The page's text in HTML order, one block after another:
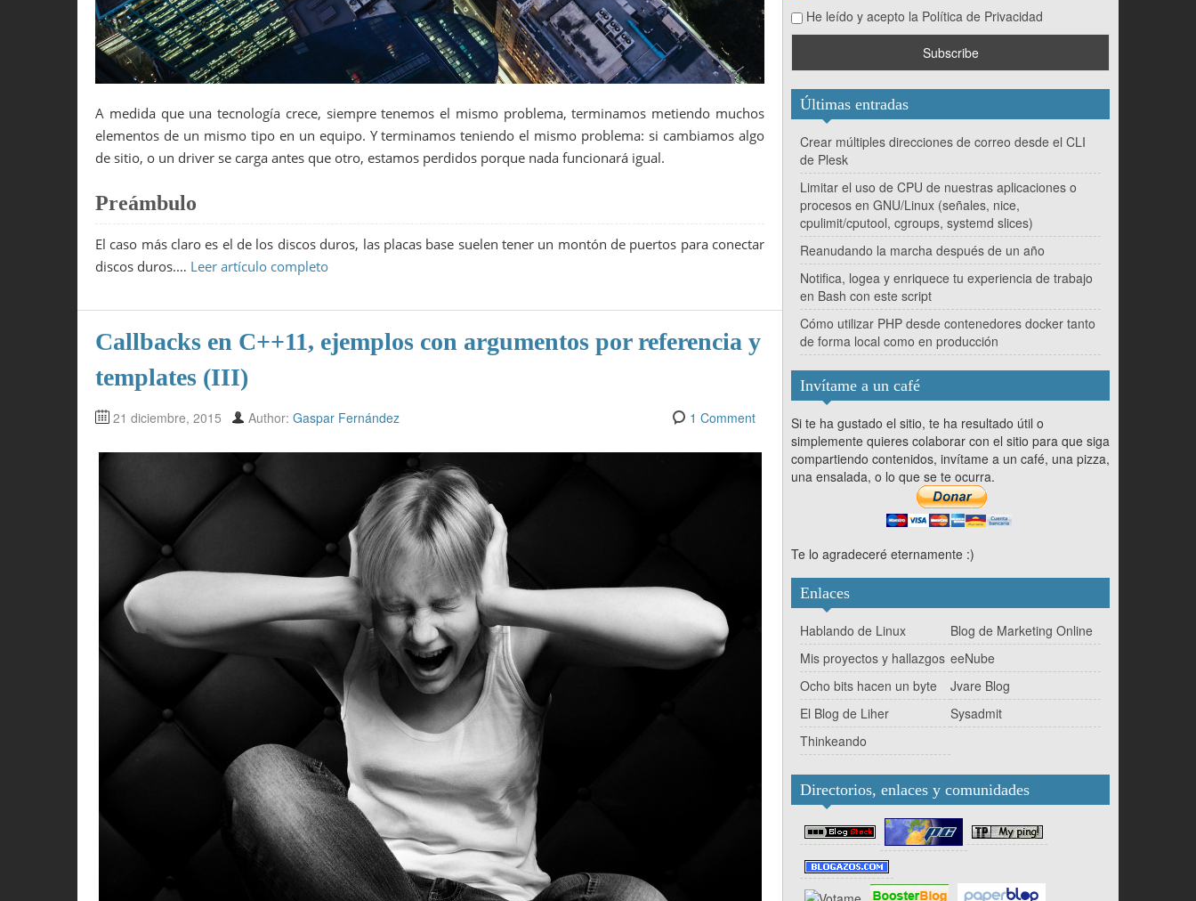
A medida que una tecnología crece, siempre tenemos el mismo problema, terminamos metiendo muchos
elementos de un mismo tipo en un equipo. Y terminamos teniendo el mismo problema: si cambiamos algo
de sitio, o un driver se carga antes que otro, estamos perdidos porque nada funcionará igual.
Preámbulo
El caso más claro es el de los discos duros, las placas base suelen tener un montón de puertos para conectar
discos duros.… Leer artículo completo
Callbacks en C++11, ejemplos con argumentos por referencia y
templates (III)
21 diciembre, 2015 Author: Gaspar Fernández 1 Comment
He leído y acepto la Política de Privacidad
Últimas entradas
Crear múltiples direcciones de correo desde el CLI
de Plesk
Limitar el uso de CPU de nuestras aplicaciones o
procesos en GNU/Linux (señales, nice,
cpulimit/cputool, cgroups, systemd slices)
Reanudando la marcha después de un año
Notifica, logea y enriquece tu experiencia de trabajo
en Bash con este script
Cómo utilizar PHP desde contenedores docker tanto
de forma local como en producción
Invítame a un café
Si te ha gustado el sitio, te ha resultado útil o
simplemente quieres colaborar con el sitio para que siga
compartiendo contenidos, invítame a un café, una pizza,
una ensalada, o lo que se te ocurra.
Te lo agradeceré eternamente :)
Enlaces
Hablando de Linux
Blog de Marketing Online
Mis proyectos y hallazgos eeNube
Ocho bits hacen un byte
Jvare Blog
El Blog de Liher
Sysadmit
Thinkeando
Directorios, enlaces y comunidades